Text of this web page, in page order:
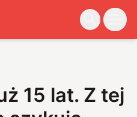
15 lat. Z tej